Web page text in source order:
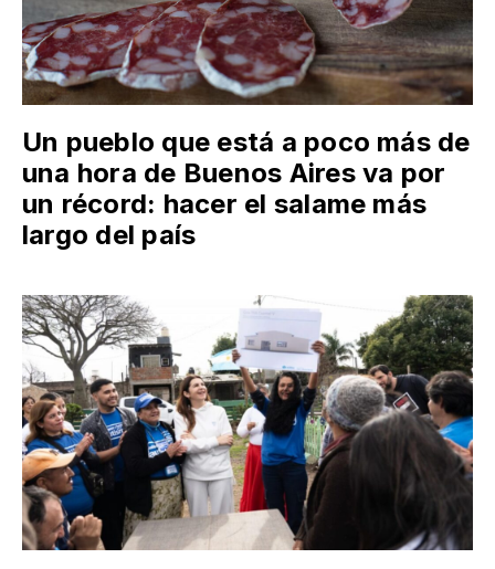
Un pueblo que está a poco más de
una hora de Buenos Aires va por
un récord: hacer el salame más
largo del país